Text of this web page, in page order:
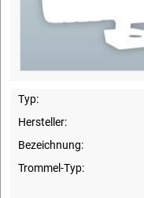
Typ:
Hersteller:
Bezeichnung:
Trommel-Typ: